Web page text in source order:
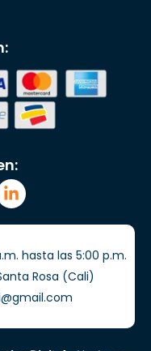
hasta las 5:00 p.m.
Rosa (Cali)